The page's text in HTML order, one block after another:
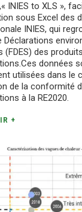
INIES to XLS »,
sous Excel des
INIES, qui
Déclarations
(FDES) des
données
utilisées dans le
de la conformité
à la RE2020.
+